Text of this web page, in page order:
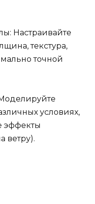
Настраивайте
текстура,
точной
условиях,
эффекты
ветру).